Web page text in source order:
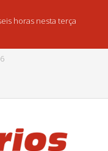
horas nesta terça